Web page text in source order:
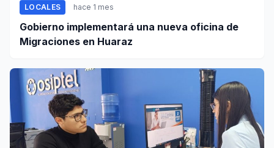
LOCALES hace 1 mes
Gobierno implementará una nueva oficina de
Migraciones en Huaraz